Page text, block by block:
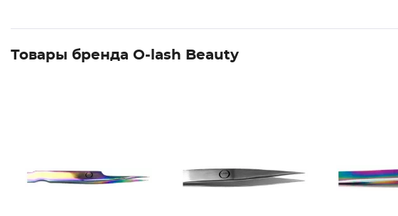
Товары бренда O-lash Beauty